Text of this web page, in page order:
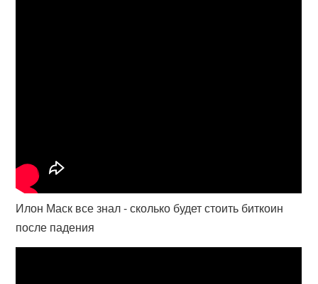
Илон Маск все знал - сколько будет стоить биткоин
после падения